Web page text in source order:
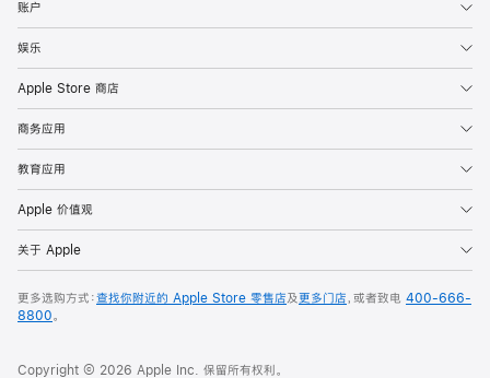
账户
娱乐
Apple Store 商店
商务应用
教育应用
Apple 价值观
关于 Apple
更多选购方式：查找你附近的 Apple Store 零售店及更多门店，或者致电 400-666-
8800。
Copyright © 2026 Apple Inc. 保留所有权利。